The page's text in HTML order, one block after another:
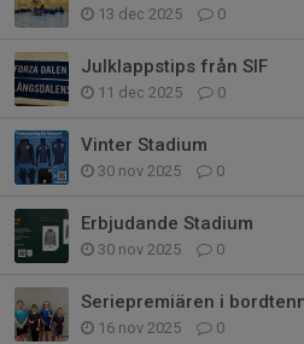
13 dec 2025 0
Julklappstips från SIF
11 dec 2025 0
Vinter Stadium
30 nov 2025 0
Erbjudande Stadium
30 nov 2025 0
Seriepremiären i
16 nov 2025 0